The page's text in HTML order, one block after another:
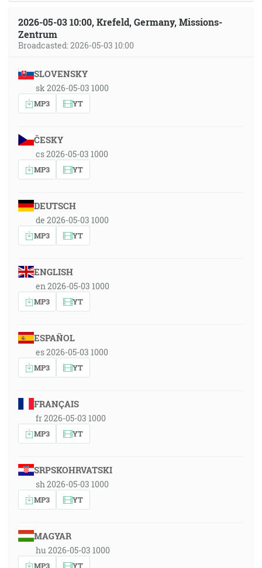
2026-05-03 10:00, Krefeld, Germany, Missions-
Zentrum
Broadcasted: 2026-05-03 10:00
SLOVENSKY
sk 2026-05-03 1000
MP3 YT
ČESKY
cs 2026-05-03 1000
MP3 YT
DEUTSCH
de 2026-05-03 1000
MP3 YT
ENGLISH
en 2026-05-03 1000
MP3 YT
ESPAÑOL
es 2026-05-03 1000
MP3 YT
FRANÇAIS
fr 2026-05-03 1000
MP3 YT
SRPSKOHRVATSKI
sh 2026-05-03 1000
MP3 YT
MAGYAR
hu 2026-05-03 1000
MP3 YT